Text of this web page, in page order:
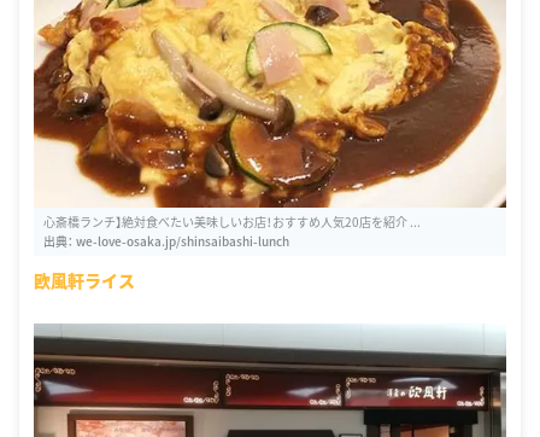
心斎橋ランチ】絶対食べたい美味しいお店！おすすめ人気20店を紹介 ...
出典： we-love-osaka.jp/shinsaibashi-lunch
欧風軒ライス